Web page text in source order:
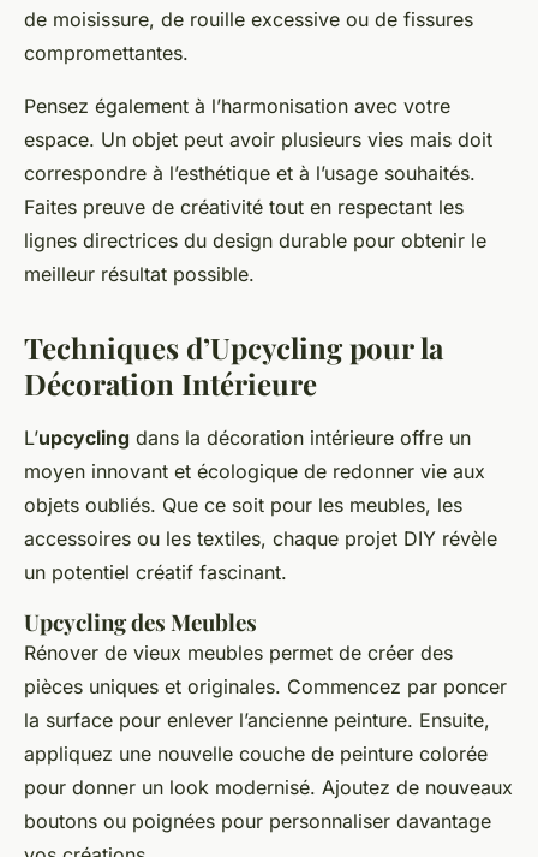
de moisissure, de rouille excessive ou de fissures
compromettantes.
Pensez également à l’harmonisation avec votre
espace. Un objet peut avoir plusieurs vies mais doit
correspondre à l’esthétique et à l’usage souhaités.
Faites preuve de créativité tout en respectant les
lignes directrices du design durable pour obtenir le
meilleur résultat possible.
Techniques d’Upcycling pour la
Décoration Intérieure
L’upcycling dans la décoration intérieure offre un
moyen innovant et écologique de redonner vie aux
objets oubliés. Que ce soit pour les meubles, les
accessoires ou les textiles, chaque projet DIY révèle
un potentiel créatif fascinant.
Upcycling des Meubles
Rénover de vieux meubles permet de créer des
pièces uniques et originales. Commencez par poncer
la surface pour enlever l’ancienne peinture. Ensuite,
appliquez une nouvelle couche de peinture colorée
pour donner un look modernisé. Ajoutez de nouveaux
boutons ou poignées pour personnaliser davantage